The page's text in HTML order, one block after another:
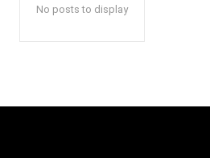
No posts to display